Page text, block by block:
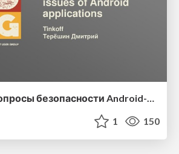
Актуальные вопросы безопасности Android-приложений
1 150